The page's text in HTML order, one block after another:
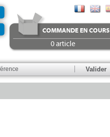
COMMANDE EN COURS
0 article